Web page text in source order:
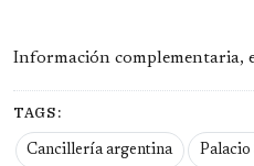
Información complementaria,
TAGS:
Cancillería argentina